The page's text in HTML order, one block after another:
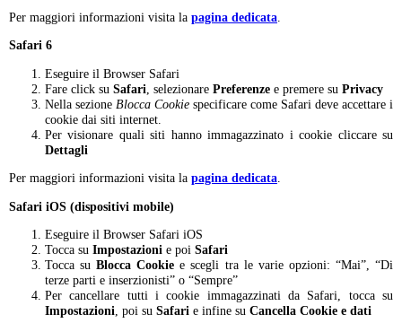
Per maggiori informazioni visita la pagina dedicata
Safari 6
Eseguire il Browser Safari
Fare click su Safari , selezionare Preferenze e premere su Privacy
Nella sezione Blocca Cookie specificare come Safari deve accettare i
cookie dai siti internet.
Per visionare quali siti hanno immagazzinato i cookie cliccare su
Dettagli
Per maggiori informazioni visita la pagina dedicata
Safari iOS (dispositivi mobile)
Eseguire il Browser Safari iOS
Tocca su Impostazioni e poi Safari
Tocca suBlocca Cookie e scegli tra le varie opzioni: “Mai”, “Di
terze parti e inserzionisti” o “Sempre”
Per cancellare tutti i cookie immagazzinati da Safari, tocca su
Impostazioni , poi su Safari e infine su Cancella Cookie e dati